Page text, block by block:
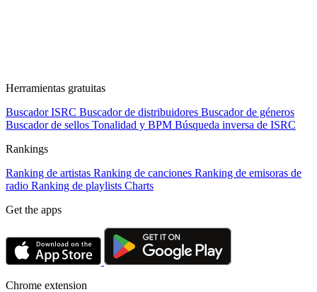
Herramientas gratuitas
Buscador ISRC Buscador de distribuidores Buscador de géneros
Buscador de sellos Tonalidad y BPM Búsqueda inversa de ISRC
Rankings
Ranking de artistas Ranking de canciones Ranking de emisoras de
radio Ranking de playlists Charts
Get the apps
Chrome extension